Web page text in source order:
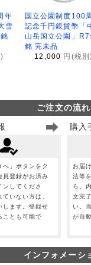
年
雪
国立公園制度100
記念千円銀貨幣「
山岳国立公園」R7
銘 完未品
12,000 円(税別
ご注文の流れ
へ」ボタンをク
員登録がお済み
ンしてくださ
いない方は、
します。登録せ
ことも可能で
購入
お届
法等
ら、
文完
い。
が自
インフォメーシ